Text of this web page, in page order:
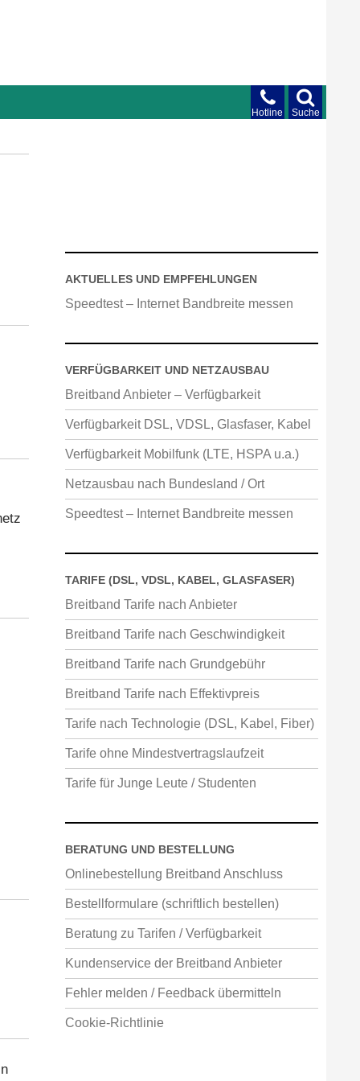
Suche
Hotline
AKTUELLES UND EMPFEHLUNGEN
Speedtest – Internet Bandbreite messen
VERFÜGBARKEIT UND NETZAUSBAU
Breitband Anbieter – Verfügbarkeit
Verfügbarkeit DSL, VDSL, Glasfaser, Kabel
Verfügbarkeit Mobilfunk (LTE, HSPA u.a.)
Netzausbau nach Bundesland / Ort
Speedtest – Internet Bandbreite messen
TARIFE (DSL, VDSL, KABEL, GLASFASER)
Breitband Tarife nach Anbieter
Breitband Tarife nach Geschwindigkeit
Breitband Tarife nach Grundgebühr
Breitband Tarife nach Effektivpreis
Tarife nach Technologie (DSL, Kabel, Fiber)
Tarife ohne Mindestvertragslaufzeit
Tarife für Junge Leute / Studenten
BERATUNG UND BESTELLUNG
Onlinebestellung Breitband Anschluss
Bestellformulare (schriftlich bestellen)
Beratung zu Tarifen / Verfügbarkeit
Kundenservice der Breitband Anbieter
Fehler melden / Feedback übermitteln
Cookie-Richtlinie